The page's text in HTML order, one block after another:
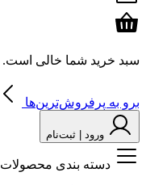
سبد خرید شما خالی است.
برو به پرفروش‌ترین‌ها
ورود | ثبت‌نام
دسته بندی محصولات